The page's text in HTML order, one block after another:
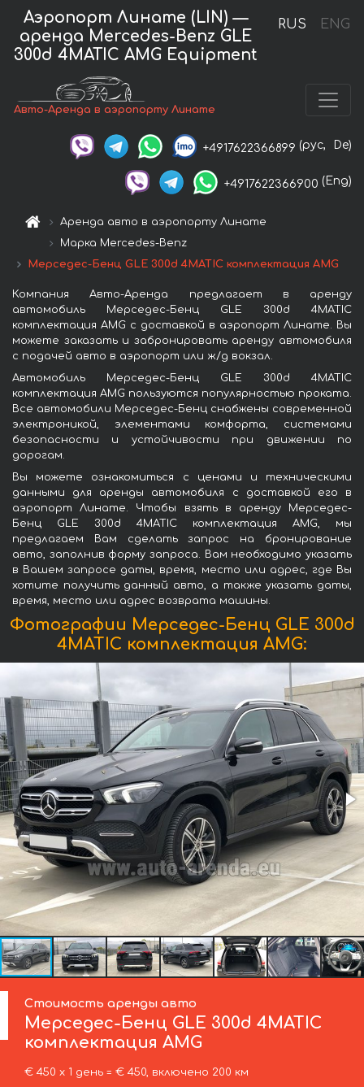
RUS ENG
Аэропорт Линате (LIN) —
аренда Mercedes-Benz GLE
300d 4MATIC AMG Equipment
Авто-Аренда в аэропорту Линате
+4917622366899 (рус, De)
+4917622366900 (Eng)
Аренда авто в аэропорту Линате
Марка Mercedes-Benz
Мерседес-Бенц GLE 300d 4MATIC комплектация AMG
Компания Авто-Аренда предлагает в аренду
автомобиль Мерседес-Бенц GLE 300d 4MATIC
комплектация AMG с доставкой в аэропорт Линате. Вы
можете заказать и забронировать аренду автомобиля
с подачей авто в аэропорт или ж/д вокзал.
Автомобиль Мерседес-Бенц GLE 300d 4MATIC
комплектация AMG пользуются популярностью проката.
Все автомобили Мерседес-Бенц снабжены современной
электроникой, элементами комфорта, системами
безопасности и устойчивости при движении по
дорогам.
Вы можете ознакомиться с ценами и техническими
данными для аренды автомобиля с доставкой его в
аэропорт Линате. Чтобы взять в аренду Мерседес-
Бенц GLE 300d 4MATIC комплектация AMG, мы
предлагаем Вам сделать запрос на бронирование
авто, заполнив форму запроса. Вам необходимо указать
в Вашем запросе даты, время, место или адрес, где Вы
хотите получить данный авто, а также указать даты,
время, место или адрес возврата машины.
Фотографии Мерседес-Бенц GLE 300d
4MATIC комплектация AMG:
Стоимость аренды авто
Мерседес-Бенц GLE 300d 4MATIC
комплектация AMG
€ 450 х 1 день = € 450, включено 200 км